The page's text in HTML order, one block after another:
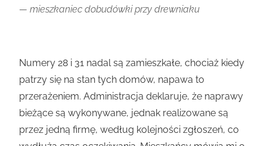
mieszkaniec dobudówki przy drewniaku
Numery 28 i 31 nadal są zamieszkałe, chociaż kiedy
patrzy się na stan tych domów, napawa to
przerażeniem. Administracja deklaruje, że naprawy
bieżące są wykonywane, jednak realizowane są
przez jedną firmę, według kolejności zgłoszeń, co